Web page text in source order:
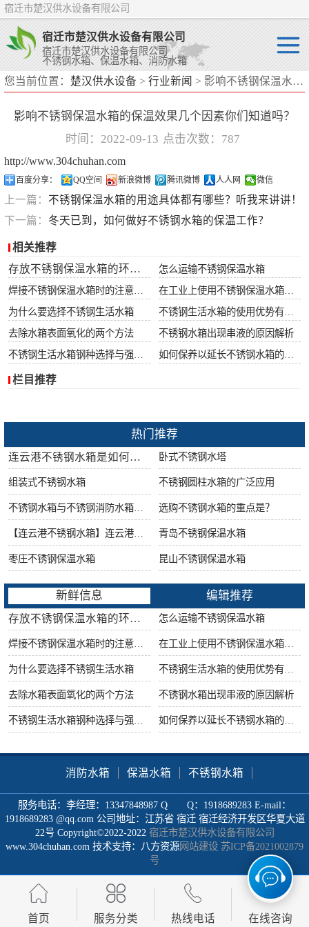
宿迁市楚汉供水设备有限公司
宿迁市楚汉供水设备有限公司
宿迁市楚汉供水设备有限公司
不锈钢水箱、保温水箱、消防水箱
您当前位置： 楚汉供水设备 > 行业新闻 > 影响不锈钢保温水箱的保温效果几个因素你们知道吗？
影响不锈钢保温水箱的保温效果几个因素你们知道吗？
时间：2022-09-13 点击次数：787
http://www.304chuhan.com
百度分享： QQ空间 新浪微博 腾讯微博 人人网 微信
上一篇： 不锈钢保温水箱的用途具体都有哪些？听我来讲讲！
下一篇： 冬天已到，如何做好不锈钢水箱的保温工作？
相关推荐
存放不锈钢保温水箱的环境要求
怎么运输不锈钢保温水箱
为什么要选择不锈钢生活水箱
去除水箱表面氧化的两个方法
不锈钢水箱出现串液的原因解析
栏目推荐
热门推荐
连云港不锈钢水箱是如何做好防腐工作的? 卧式不锈钢水塔
组装式不锈钢水箱 不锈钢圆柱水箱的广泛应用
选购不锈钢水箱的重点是？
青岛不锈钢保温水箱
枣庄不锈钢保温水箱 昆山不锈钢保温水箱
新鲜信息 编辑推荐
存放不锈钢保温水箱的环境要求 怎么运输不锈钢保温水箱
为什么要选择不锈钢生活水箱
去除水箱表面氧化的两个方法 不锈钢水箱出现串液的原因解析
消防水箱 保温水箱 不锈钢水箱
服务电话：李经理：13347848987 Q Q：1918689283 E-mail：
1918689283 @qq.com 公司地址：江苏省 宿迁 宿迁经济开发区华夏大道
22号 Copyright©2022-2022 宿迁市楚汉供水设备有限公司
www.304chuhan.com 技术支持：八方资源网站建设 苏ICP备2021002879
号
首页 服务分类 热线电话 在线咨询
不锈钢水箱
保温水箱
消防水箱